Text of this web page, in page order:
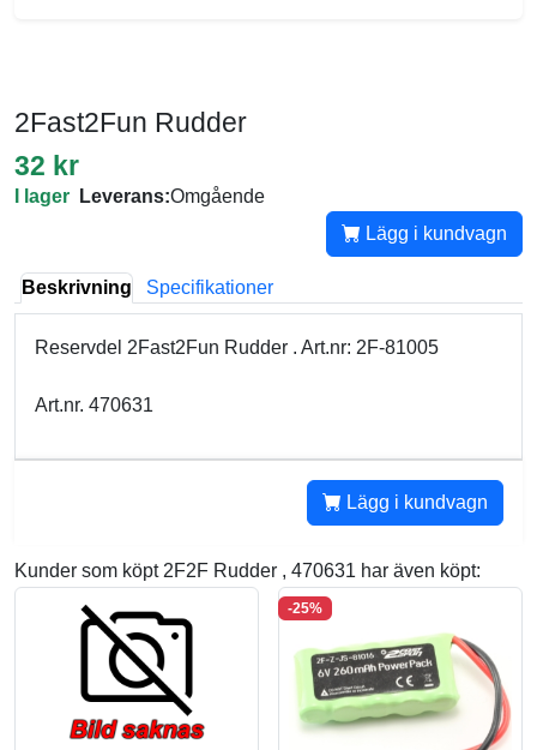
2Fast2Fun Rudder
32 kr
I lager Leverans:Omgående
Lägg i kundvagn
Beskrivning Specifikationer
Reservdel 2Fast2Fun Rudder . Art.nr: 2F-81005
Art.nr. 470631
Lägg i kundvagn
Kunder som köpt 2F2F Rudder , 470631 har även köpt:
-25%